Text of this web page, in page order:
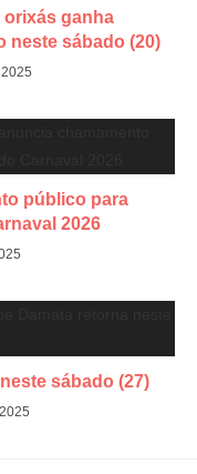
ganha
neste sábado (20)
público para
2026
sábado (27)